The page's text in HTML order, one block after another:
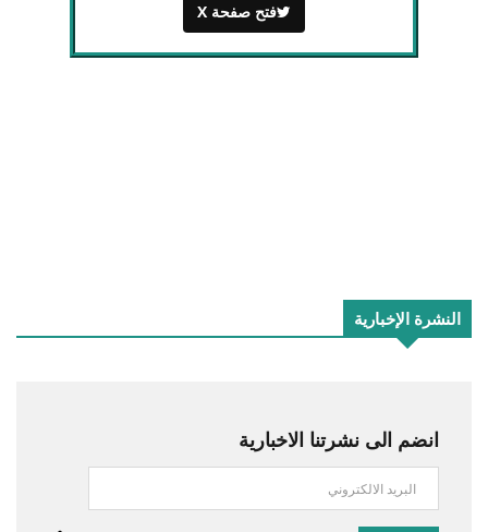
فتح صفحة X
النشرة الإخبارية
انضم الى نشرتنا الاخبارية